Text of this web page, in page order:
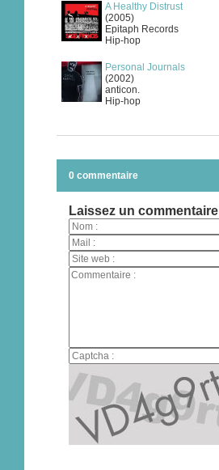
A Healthy Distrust
(2005)
Epitaph Records
Hip-hop
Personal Journals
(2002)
anticon.
Hip-hop
0 commentaire
Laissez un commentaire